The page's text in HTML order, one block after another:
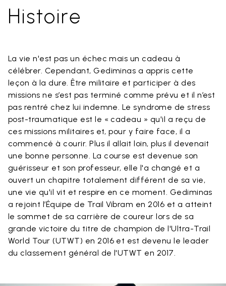
Histoire
La vie n'est pas un échec mais un cadeau à
célébrer. Cependant, Gediminas a appris cette
leçon à la dure. Être militaire et participer à des
missions ne s’est pas terminé comme prévu et il n’est
pas rentré chez lui indemne. Le syndrome de stress
post-traumatique est le « cadeau » qu'il a reçu de
ces missions militaires et, pour y faire face, il a
commencé à courir. Plus il allait loin, plus il devenait
une bonne personne. La course est devenue son
guérisseur et son professeur, elle l'a changé et a
ouvert un chapitre totalement différent de sa vie,
une vie qu'il vit et respire en ce moment. Gediminas
a rejoint l’Équipe de Trail Vibram en 2016 et a atteint
le sommet de sa carrière de coureur lors de sa
grande victoire du titre de champion de l'Ultra-Trail
World Tour (UTWT) en 2016 et est devenu le leader
du classement général de l'UTWT en 2017.